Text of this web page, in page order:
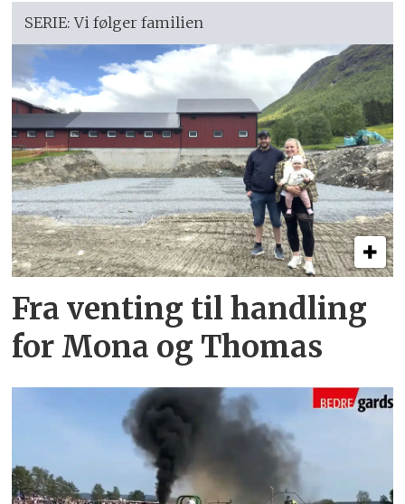
SERIE: Vi følger familien
Fra venting til handling
for Mona og Thomas